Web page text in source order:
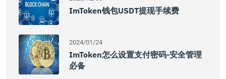
ImToken钱包USDT提现手续费
2024/01/24
ImToken怎么设置支付密码-安全管理
必备